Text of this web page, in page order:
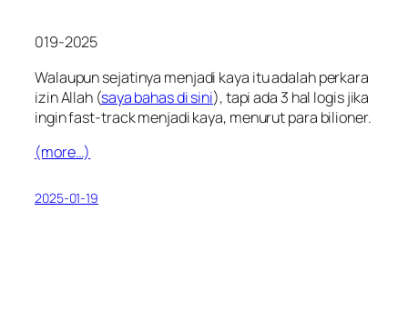
019-2025
Walaupun sejatinya menjadi kaya itu adalah perkara
izin Allah (saya bahas di sini), tapi ada 3 hal logis jika
ingin fast-track menjadi kaya, menurut para bilioner.
(more…)
2025-01-19